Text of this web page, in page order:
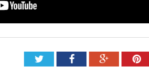
TwitterFacebookGoogle+